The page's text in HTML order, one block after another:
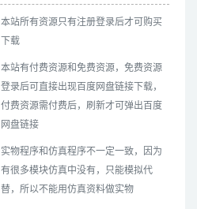
本站所有资源只有注册登录后才可购买
下载
本站有付费资源和免费资源，免费资源
登录后可直接出现百度网盘链接下载，
付费资源需付费后，刷新才可弹出百度
网盘链接
实物程序和仿真程序不一定一致，因为
有很多模块仿真中没有，只能模拟代
替，所以不能用仿真资料做实物